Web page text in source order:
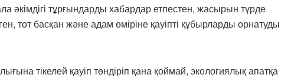
әкімдігі тұрғындарды хабардар етпестен, жасырын түрде
тот басқан және адам өміріне қауіпті құбырларды орнатуды
тікелей қауіп төндіріп қана қоймай, экологиялық апатқа